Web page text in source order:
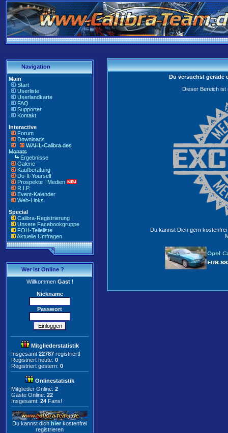
Navigation
Main
Start
Userliste
Userlandkarte
FAQ
Supporter
Kontakt
Interactive
Forum
Downloads
WAHL-Calibra des
Monats
Ergebnisse
Galerie
Kaufberatung
Do-It-Yourself
Prospekte | Medien
R.I.P.
Event-Kalender
Web-Links
Special
Calibra-Registrierung
Unsere Facebookgruppe
FOH-Teileliste
Aktuelle Umfragen
Wer ist Online ?
WillkommenGast!
Nickname
Passwort
Mitgliederstatistik
Insgesamt 22787 registriert!
Registriert heute: 0
Registriert gestern: 0
Onlinestatistik
Mitglieder Online: 2
Gäste Online: 22
Insgesamt: 24 Fans!
Du kannst dich hier kostenfrei
registrieren
Du versuchst gerade
Dieser Bereich ist
Du kannst Dich gern kostenfrei